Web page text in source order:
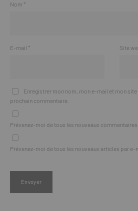
Nom *
E-mail * Site
Enregistrer mon nom, mon e-mail et mon
prochain commentaire.
Prévenez-moi de tous les nouveaux commentaires
Prévenez-moi de tous les nouveaux articles par e-